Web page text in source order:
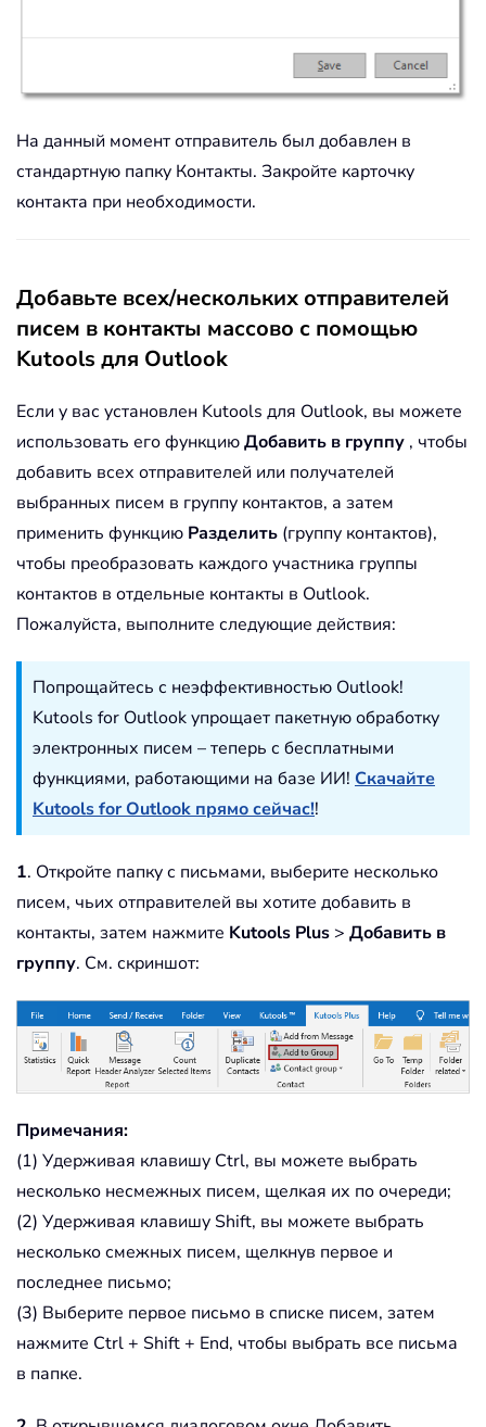
На данный момент отправитель был добавлен в
стандартную папку Контакты. Закройте карточку
контакта при необходимости.
Добавьте всех/нескольких отправителей
писем в контакты массово с помощью
Kutools для Outlook
Если у вас установлен Kutools для Outlook, вы можете
использовать его функциюДобавить в группу , чтобы
добавить всех отправителей или получателей
выбранных писем в группу контактов, а затем
применить функцию Разделить (группу контактов),
чтобы преобразовать каждого участника группы
контактов в отдельные контакты в Outlook.
Пожалуйста, выполните следующие действия:
Попрощайтесь с неэффективностью Outlook!
Kutools for Outlook упрощает пакетную обработку
электронных писем – теперь с бесплатными
функциями, работающими на базе ИИ! Скачайте
Kutools for Outlook прямо сейчас!!
1. Откройте папку с письмами, выберите несколько
писем, чьих отправителей вы хотите добавить в
контакты, затем нажмите Kutools Plus > Добавить в
группу. См. скриншот:
Примечания:
(1) Удерживая клавишу Ctrl, вы можете выбрать
несколько несмежных писем, щелкая их по очереди;
(2) Удерживая клавишу Shift, вы можете выбрать
несколько смежных писем, щелкнув первое и
последнее письмо;
(3) Выберите первое письмо в списке писем, затем
нажмите Ctrl + Shift + End, чтобы выбрать все письма
в папке.